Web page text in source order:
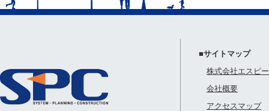
■サイトマップ
株式会社エスピ
会社概要
アクセスマップ